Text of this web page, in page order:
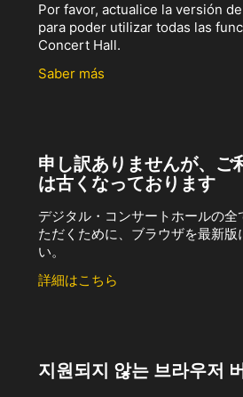
Por favor, actualice la versión
para poder utilizar todas las
Concert Hall.
Saber más
申し訳ありませんが、ご
は古くなっております
デジタル・コンサートホールの全
ただくために、ブラウザを最新版
い。
詳細はこちら
지원되지 않는 브라우저